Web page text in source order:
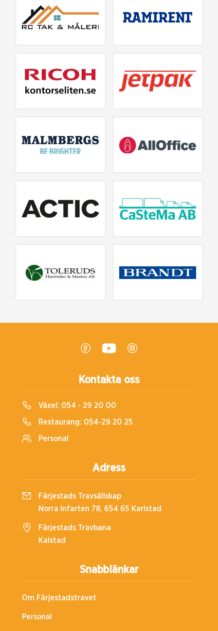
Snabblänkar
Om Färjestadstravet
Personal
Kontakta oss
Växel: 054 - 29 20 00
Restaurang: 054-29 20 25
Personal
Adress
Färjestads Travsällskap
Norra Infarten 78, 654 65 Karlstad
Färjestads Travbana
Kalstad